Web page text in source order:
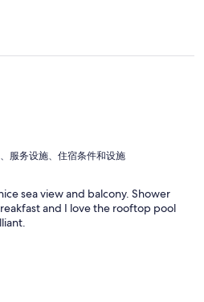
服务设施、住宿条件和设施
sea view and balcony. Shower
and I love the rooftop pool